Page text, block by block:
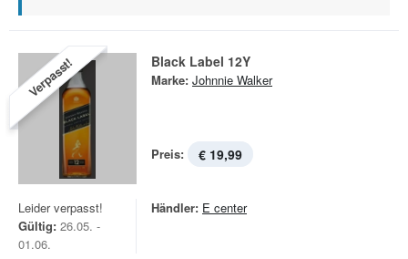
Verpasst! Black Label 12Y
Marke: Johnnie Walker
Preis: € 19,99
Leider verpasst!
Gültig: 26.05. -
01.06.
Händler: E center